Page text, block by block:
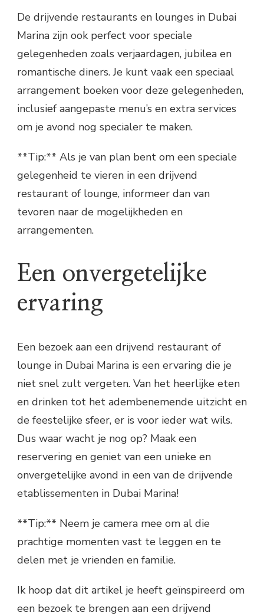
De drijvende restaurants en lounges in Dubai
Marina zijn ook perfect voor speciale
gelegenheden zoals verjaardagen, jubilea en
romantische diners. Je kunt vaak een speciaal
arrangement boeken voor deze gelegenheden,
inclusief aangepaste menu’s en extra services
om je avond nog specialer te maken.
**Tip:** Als je van plan bent om een speciale
gelegenheid te vieren in een drijvend
restaurant of lounge, informeer dan van
tevoren naar de mogelijkheden en
arrangementen.
Een onvergetelijke
ervaring
Een bezoek aan een drijvend restaurant of
lounge in Dubai Marina is een ervaring die je
niet snel zult vergeten. Van het heerlijke eten
en drinken tot het adembenemende uitzicht en
de feestelijke sfeer, er is voor ieder wat wils.
Dus waar wacht je nog op? Maak een
reservering en geniet van een unieke en
onvergetelijke avond in een van de drijvende
etablissementen in Dubai Marina!
**Tip:** Neem je camera mee om al die
prachtige momenten vast te leggen en te
delen met je vrienden en familie.
Ik hoop dat dit artikel je heeft geïnspireerd om
een bezoek te brengen aan een drijvend